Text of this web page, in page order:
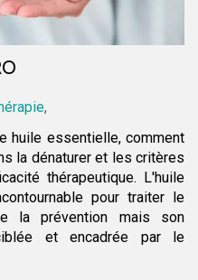
,
huile essentielle, comment
la dénaturer et les critères
thérapeutique. L'huile
pour traiter le
la prévention mais son
et encadrée par le